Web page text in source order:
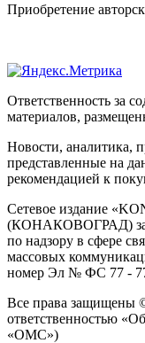
Приобретение
Ответственность за
материалов,
Новости, аналитика,
представленные на
рекомендацией к
Сетевое издание
(КОНАКОВОГРАД)
по надзору в сфере
массовых
номер Эл № ФС 77 -
Все права защищены
ответственностью
«ОМС»)